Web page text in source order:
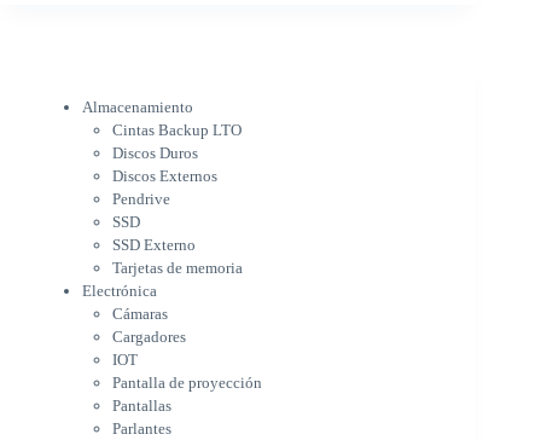
Cámaras
Cargadores
IOT
Pantalla de proyección
Pantallas
Parlantes
Proyectores
Relojes Inteligentes
Televisores
Gaming
Escritorios & Sillas
Hogar
Bebés & Niños
Conservadoras & Térmicos
Almacenamiento
Cintas Backup LTO
Discos Duros
Discos Externos
Pendrive
SSD
SSD Externo
Tarjetas de memoria
Electrónica
Cámaras
Cargadores
IOT
Pantalla de proyección
Pantallas
Parlantes